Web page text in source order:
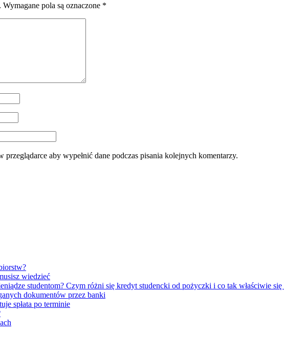
Wymagane pola są oznaczone *
aby wypełnić dane podczas pisania kolejnych komentarzy.
wiedzieć
studentom? Czym różni się kredyt studencki od pożyczki i co tak właściwie się
dokumentów przez banki
spłata po terminie